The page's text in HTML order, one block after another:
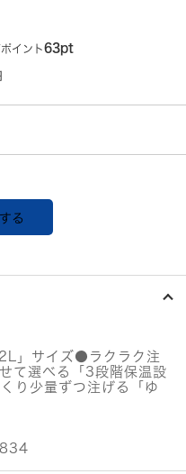
イント63pt
る
」サイズ●ラクラク注
て選べる「3段階保温設
少量ずつ注げる「ゆ